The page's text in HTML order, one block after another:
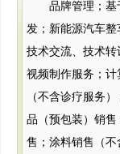
品牌管理；
发；新能源汽车整
技术交流、技术
视频制作服务；
（不含诊疗服务
品（预包装）销
售；涂料销售（